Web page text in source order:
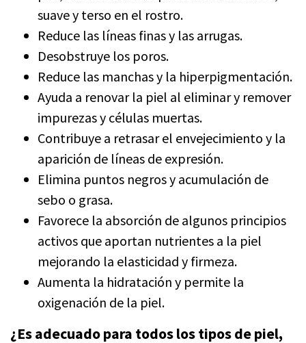
suave y terso en el rostro.
Reduce las líneas finas y las arrugas.
Desobstruye los poros.
Reduce las manchas y la hiperpigmentación.
Ayuda a renovar la piel al eliminar y remover
impurezas y células muertas.
Contribuye a retrasar el envejecimiento y la
aparición de líneas de expresión.
Elimina puntos negros y acumulación de
sebo o grasa.
Favorece la absorción de algunos principios
activos que aportan nutrientes a la piel
mejorando la elasticidad y firmeza.
Aumenta la hidratación y permite la
oxigenación de la piel.
¿Es adecuado para todos los tipos de piel,